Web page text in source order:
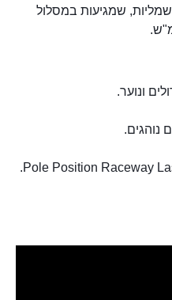
שמגיעות במסלול
ונוער.
נוהגים.